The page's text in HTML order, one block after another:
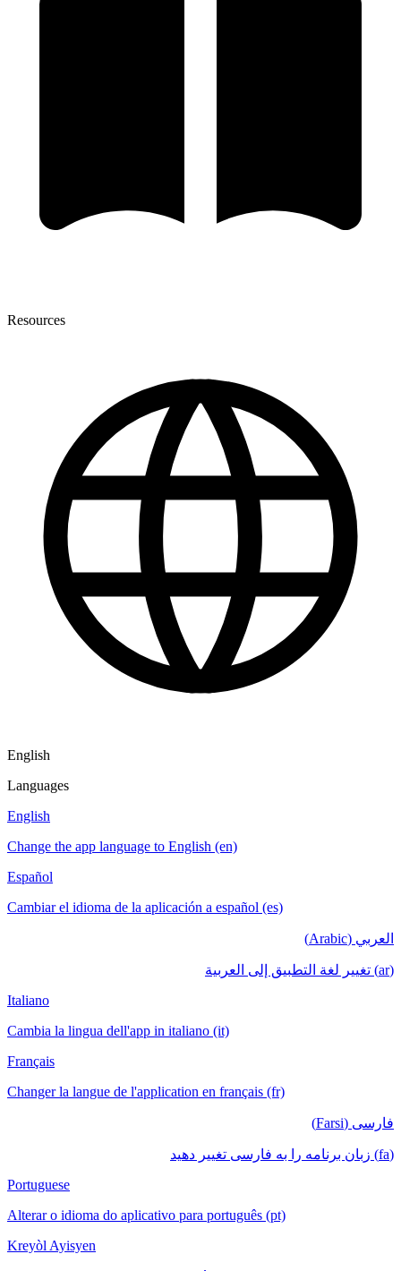
Resources
English
Languages
English
Change the app language to English (en)
Español
Cambiar el idioma de la aplicación a español (es)
العربي (Arabic)
(ar) تغيير لغة التطبيق إلى العربية
Italiano
Cambia la lingua dell'app in italiano (it)
Français
Changer la langue de l'application en français (fr)
فارسی (Farsi)
(fa) زبان برنامه را به فارسی تغییر دهید
Portuguese
Alterar o idioma do aplicativo para português (pt)
Kreyòl Ayisyen